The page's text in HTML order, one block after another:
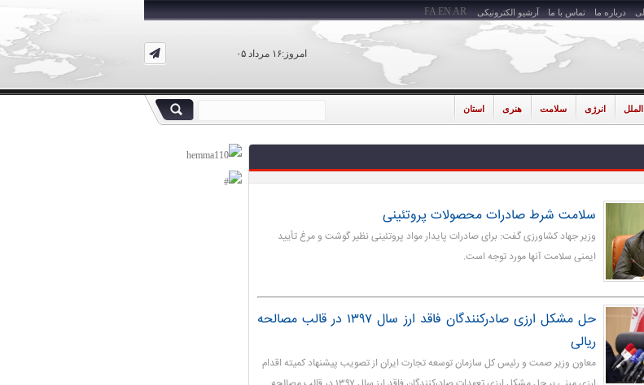
درباره ما تماس با ما آرشیو الکترونیکی
امروز:۱۶ مرداد ۰۵
FA EN AR
انرژی سلامت هنری استان
سلامت شرط صادرات محصولات پروتئینی
وزیر جهاد کشاورزی گفت: برای صادرات پایدار مواد پروتئینی نظیر گوشت و مرغ تأیید
ایمنی سلامت آنها مورد توجه است.
حل مشکل ارزی صادرکنندگان فاقد ارز سال ۱۳۹۷ در قالب مصالحه
ریالی
معاون وزیر صمت و رئیس کل سازمان توسعه تجارت ایران از تصویب پیشنهاد کمیته اقدام